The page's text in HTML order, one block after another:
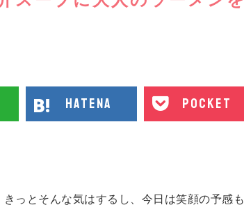
hatena pocket
っとそんな気はするし、今日は笑顔の予感も